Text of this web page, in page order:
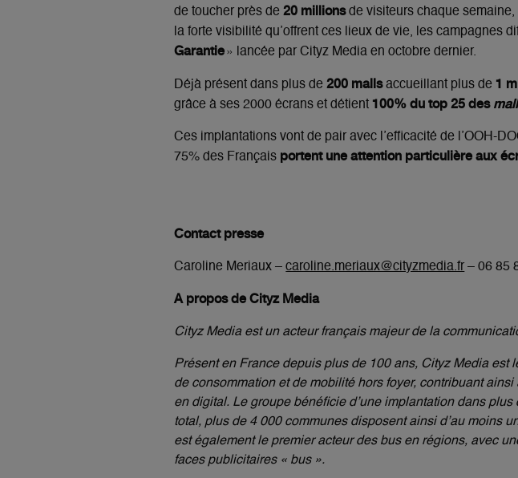
de toucher près de20 millionsde visiteurs chaque semaine,
la forte visibilité qu’offrent ces lieux de vie, les campagnes
Garantie» lancée par Cityz Media en octobre dernier.
Déjà présent dans plus de200 mallsaccueillant plus de 1
grâce à ses 2000 écrans et détient 100% du top 25 des
Ces implantations vont de pair avec l’efficacité de l’OOH-
75% des Français portent une attention particulière aux
Contact presse
Caroline Meriaux –caroline.meriaux@cityzmedia.fr – 06 85
A propos de Cityz Media
Cityz Media est un acteur français majeur de la
Présent en France depuis plus de 100 ans, Cityz Media est
de consommation et de mobilité hors foyer, contribuant
en digital. Le groupe bénéficie d’une implantation dans
total, plus de 4 000 communes disposent ainsi d’au moins
est également le premier acteur des bus en régions, avec
faces publicitaires « bus ».